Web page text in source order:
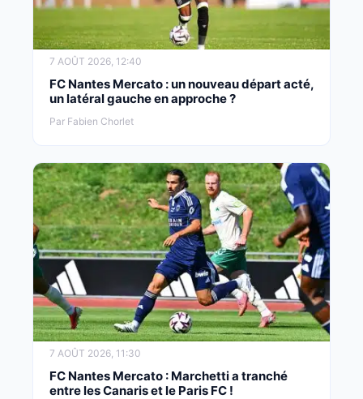
7 AOÛT 2026, 12:40
FC Nantes Mercato : un nouveau départ acté,
un latéral gauche en approche ?
Par Fabien Chorlet
7 AOÛT 2026, 11:30
FC Nantes Mercato : Marchetti a tranché
entre les Canaris et le Paris FC !